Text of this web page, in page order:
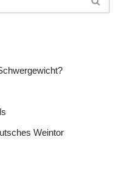
Weintor